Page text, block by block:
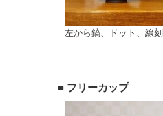
左から鎬、ドット、線刻
■ フリーカップ